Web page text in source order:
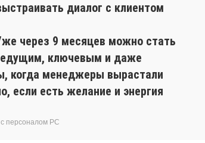
диалог с клиентом
через 9 месяцев можно стать
ключевым и даже
когда менеджеры вырастали
если есть желание и энергия
персоналом РС